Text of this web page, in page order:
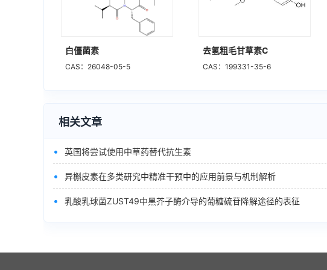
白僵菌素
CAS：26048-05-5
去氢粗毛甘草素C
CAS：199331-35-6
相关文章
• 英国将尝试使用中草药替代抗生素
• 异槲皮素在多类研究中精准干预中的应用前景与机制解析
• 乳酸乳球菌ZUST49中黑芥子酶介导的葡糖硫苷降解途径的表征